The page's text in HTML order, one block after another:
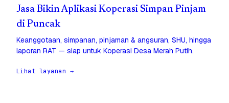
Jasa Bikin Aplikasi Koperasi Simpan Pinjam
di Puncak
Keanggotaan, simpanan, pinjaman & angsuran, SHU, hingga
laporan RAT — siap untuk Koperasi Desa Merah Putih.
Lihat layanan →